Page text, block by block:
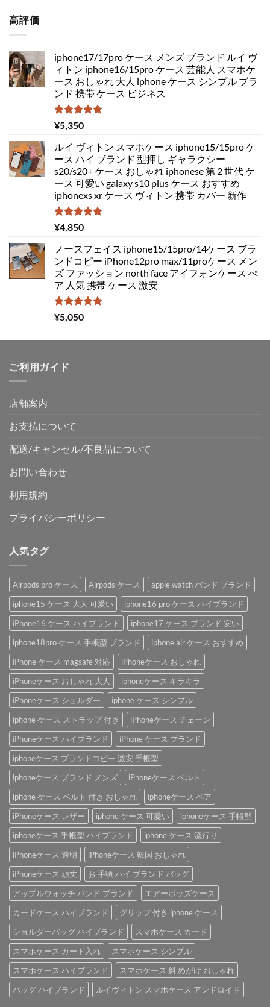
高評価
iphone17/17pro ケース メンズ ブランド ルイ ヴ
ィトン iphone16/15pro ケース 芸能人 スマホケ
ース おしゃれ 大人 iphone ケース シンプル ブラ
ンド 携帯 ケース ビジネス
5段階中
5.00
¥5,350
ルイ ヴィトン スマホケース iphone15/15pro ケ
ース ハイ ブランド 型押し ギャラクシー
s20/s20+ ケース おしゃれ iphonese 第 2 世代 ケ
ース 可愛い galaxy s10 plus ケース おすすめ
iphonexs xr ケース ヴィトン 携帯 カバー 新作
5段階中
5.00
¥4,850
ノースフェイス iphone15/15pro/14ケース ブラ
ンドコピー iPhone12pro max/11proケース メン
ズ ファッション north face アイフォンケース ぺ
ア 人気 携帯 ケース 激安
5段階中
5.00
¥5,050
ご利用ガイド
店舗案内
お支払について
配送/キャンセル/不良品について
お問い合わせ
利用規約
プライバシーポリシー
人気タグ
Airpods pro ケース Airpods ケース
apple watch バンド ブランド
iphone15 ケース 大人 可愛い
iphone16 pro ケース ハイブランド
iPhone16 ケース ハイブランド
iphone17 ケース ブランド 安い
iphone18pro ケース 手帳型 ブランド
iphone air ケース おすすめ
iPhone ケース magsafe 対応
iPhoneケース おしゃれ
iPhoneケース おしゃれ 大人
iphoneケース キラキラ
iPhoneケース ショルダー
iphone ケース シンプル
iphone ケース ストラップ 付き
iPhoneケース チェーン
iPhoneケース ハイブランド
iPhone ケース ブランド
iphoneケース ブランドコピー 激安 手帳型
iphoneケース ブランド メンズ
iPhoneケース ベルト
iphone ケース ベルト 付き おしゃれ
iphoneケース ペア
iPhoneケース レザー
iphone ケース 可愛い
iphoneケース 手帳型
iphoneケース 手帳型 ハイブランド
iphone ケース 流行り
iPhoneケース 透明
iPhoneケース 韓国 おしゃれ
iPhoneケース 頑丈
お 手頃 ハイ ブランド バッグ
アップルウォッチ バンド ブランド
エアーポッズケース
カードケース ハイブランド
グリップ 付き iphone ケース
ショルダーバッグ ハイブランド
スマホケース カード
スマホケース カード入れ
スマホケース シンプル
スマホケース ハイブランド
スマホケース 斜 めがけ おしゃれ
バッグ ハイブランド
ルイヴィトン スマホケース アンドロイド